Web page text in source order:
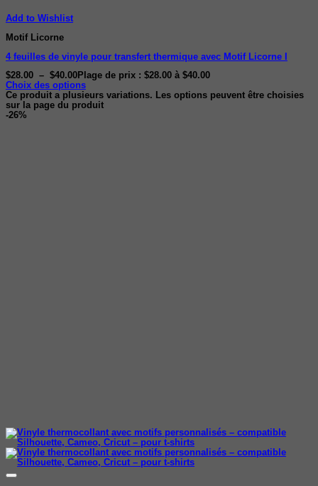
Add to Wishlist
Motif Licorne
4 feuilles de vinyle pour transfert thermique avec Motif Licorne I
$28.00 – $40.00 Plage de prix : $28.00 à $40.00
Choix des options
Ce produit a plusieurs variations. Les options peuvent être choisies
sur la page du produit
-26%